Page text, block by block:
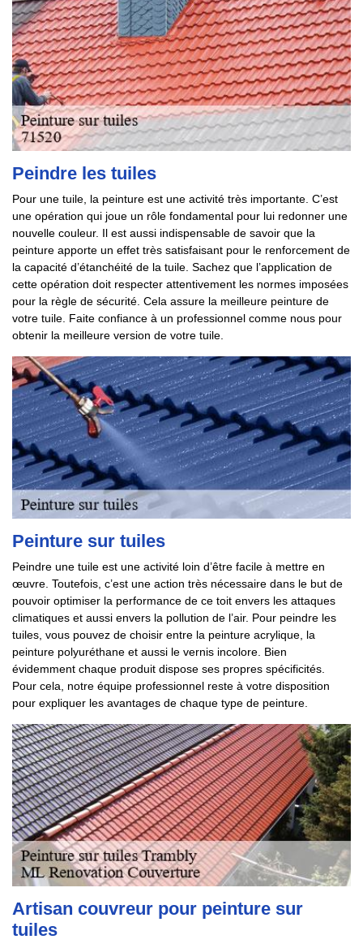
Peindre les tuiles
Pour une tuile, la peinture est une activité très importante. C’est
une opération qui joue un rôle fondamental pour lui redonner une
nouvelle couleur. Il est aussi indispensable de savoir que la
peinture apporte un effet très satisfaisant pour le renforcement de
la capacité d’étanchéité de la tuile. Sachez que l’application de
cette opération doit respecter attentivement les normes imposées
pour la règle de sécurité. Cela assure la meilleure peinture de
votre tuile. Faite confiance à un professionnel comme nous pour
obtenir la meilleure version de votre tuile.
Peinture sur tuiles
Peindre une tuile est une activité loin d’être facile à mettre en
œuvre. Toutefois, c’est une action très nécessaire dans le but de
pouvoir optimiser la performance de ce toit envers les attaques
climatiques et aussi envers la pollution de l’air. Pour peindre les
tuiles, vous pouvez de choisir entre la peinture acrylique, la
peinture polyuréthane et aussi le vernis incolore. Bien
évidemment chaque produit dispose ses propres spécificités.
Pour cela, notre équipe professionnel reste à votre disposition
pour expliquer les avantages de chaque type de peinture.
Artisan couvreur pour peinture sur
tuiles